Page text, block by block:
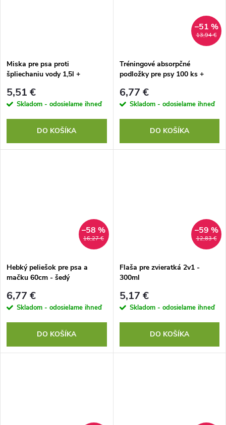
Miska pre psa proti
špliechaniu vody 1,5l +
5,51 €
Skladom - odosielame ihneď
DO KOŠÍKA
13,94 €
–51 %
Tréningové absorpčné
podložky pre psy 100 ks +
6,77 €
Skladom - odosielame ihneď
DO KOŠÍKA
16,27 €
–58 %
Hebký peliešok pre psa a
mačku 60cm - šedý
6,77 €
Skladom - odosielame ihneď
DO KOŠÍKA
12,83 €
–59 %
Flaša pre zvieratká 2v1 -
300ml
5,17 €
Skladom - odosielame ihneď
DO KOŠÍKA